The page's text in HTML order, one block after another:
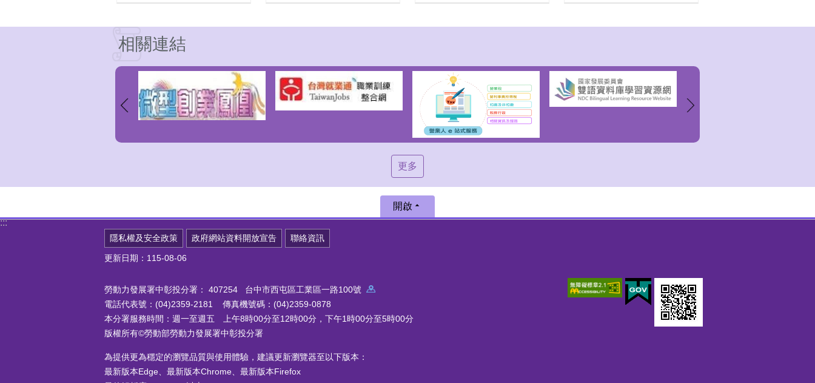
相關連結
更多
:::
開啟
隱私權及安全政策 政府網站資料開放宣告 聯絡資訊
更新日期：115-08-06
勞動力發展署中彰投分署： 407254 台中市西屯區工業區一路100號
電話代表號：(04)2359-2181 傳真機號碼：(04)2359-0878
本分署服務時間：週一至週五 上午8時00分至12時00分，下午1時00分至5時00分
版權所有©勞動部勞動力發展署中彰投分署
為提供更為穩定的瀏覽品質與使用體驗，建議更新瀏覽器至以下版本：
最新版本Edge、最新版本Chrome、最新版本Firefox